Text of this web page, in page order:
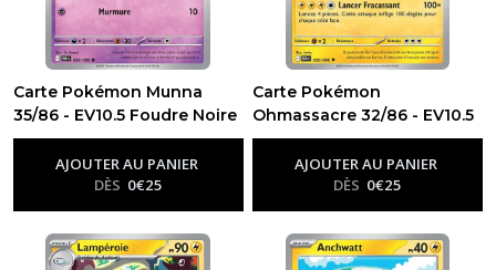
Carte Pokémon Munna
35/86 - EV10.5 Foudre Noire
-Ev10.5 - Foudre Noire
AJOUTER AU PANIER
DÈS 0€25
Carte Pokémon
Ohmassacre 32/86 - EV10.5
Foudre Noire-Ev10.5 - Foudre
AJOUTER AU PANIER
DÈS 0€25